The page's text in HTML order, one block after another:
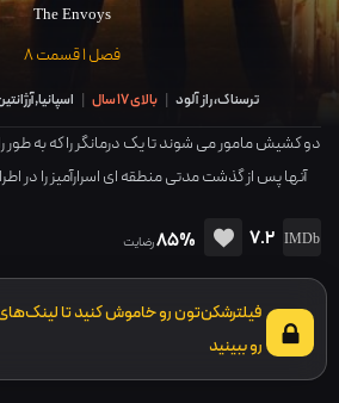
The Envoys
فصل 1 قسمت 8
ترسناک، راز آلود | بالای 17 سال |
دو کشیش مامور می شوند تا یک درمانگر را که به طور
آنها پس از گذشت مدتی منطقه ای اسرارآمیز را در
7.2
85%رضایت
فیلترشکن‌تون رو خاموش کنید تا
رو ببینید